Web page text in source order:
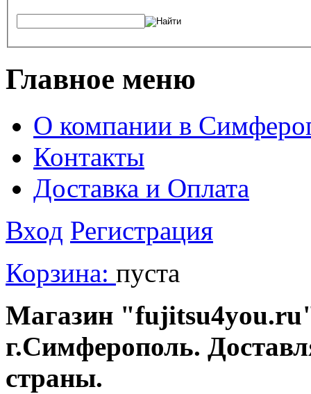
Главное меню
О компании в
Контакты
Доставка и Оплата
Вход Регистрация
Корзина: пуста
Магазин
г.Симферополь.
страны.